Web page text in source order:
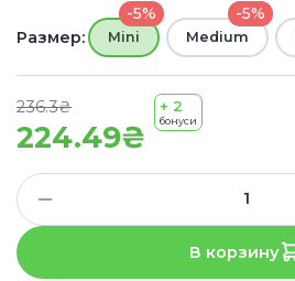
224.49₴
236.3₴ + 2
бонуси
Размер:
-5%
Mini
-5%
Medium
В корзину